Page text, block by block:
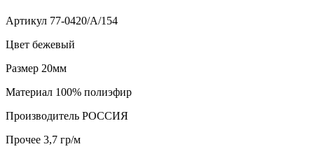
Артикул 77-0420/А/154
Цвет бежевый
Размер 20мм
Материал 100% полиэфир
Производитель РОССИЯ
Прочее 3,7 гр/м